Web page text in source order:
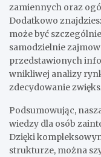
zamiennych oraz
Dodatkowo
może być
samodzielnie
przedstawionych
wnikliwej analizy
zdecydowanie
Podsumowując,
wiedzy dla osób
Dzięki
strukturze, można